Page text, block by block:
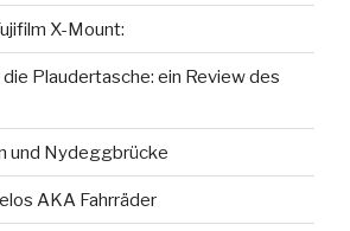
X-Mount:
die Plaudertasche: ein Review des
und Nydeggbrücke
AKA Fahrräder